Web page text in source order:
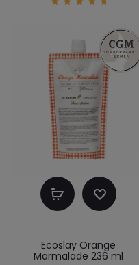
Kosárba
Ecoslay Orange
Marmalade 236 ml